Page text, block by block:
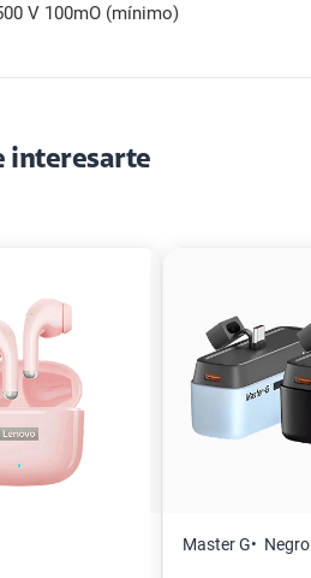
V 100mO (mínimo)
interesarte
Master G Negro